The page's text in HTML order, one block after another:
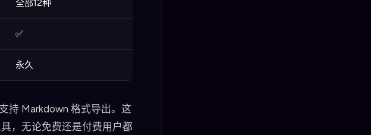
全部12种
✅
永久
持 Markdown 格式导出。这
，无论免费还是付费用户都